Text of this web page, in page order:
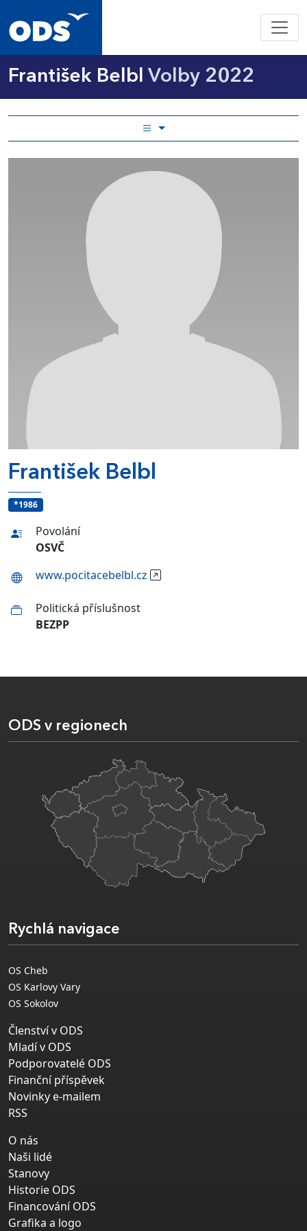
František Belbl Volby 2022
František Belbl
*1986
Povolání
OSVČ
www.pocitacebelbl.cz
Politická příslušnost
BEZPP
ODS v regionech
Rychlá navigace
OS Cheb
OS Karlovy Vary
OS Sokolov
Členství v ODS
Mladí v ODS
Podporovatelé ODS
Finanční příspěvek
Novinky e-mailem
RSS
O nás
Naši lidé
Stanovy
Historie ODS
Financování ODS
Grafika a logo